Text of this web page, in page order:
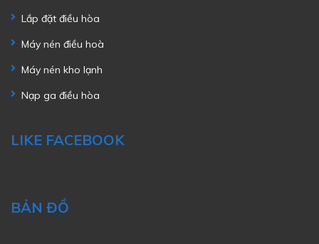
Lắp đặt điều hòa
Máy nén điều hoà
Máy nén kho lạnh
Nạp ga điều hòa
LIKE FACEBOOK
BẢN ĐỒ